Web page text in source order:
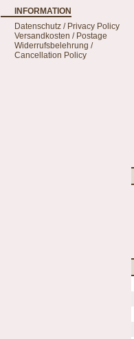
INFORMATION
Datenschutz / Privacy Policy
Versandkosten / Postage
Widerrufsbelehrung /
Cancellation Policy